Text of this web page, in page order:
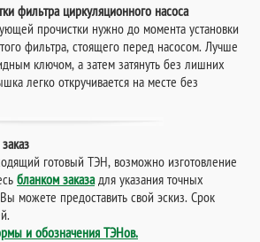
фильтра циркуляционного насоса
прочистки нужно до момента установки
фильтра, стоящего перед насосом. Лучше
ключом, а затем затянуть без лишних
легко откручивается на месте без
готовый ТЭН, возможно изготовление
бланком заказадля указания точных
можете предоставить свой эскиз. Срок
и обозначения ТЭНов.